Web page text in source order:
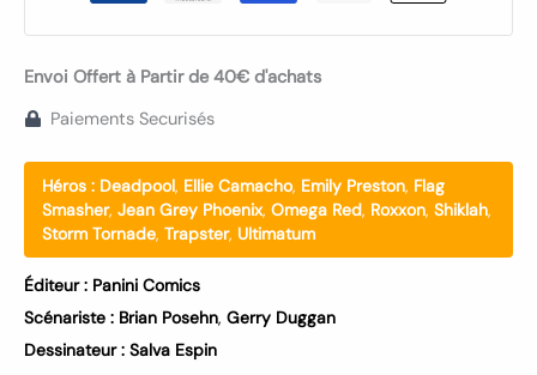
Envoi Offert à Partir de 40€ d'achats
Paiements Securisés
Héros : Deadpool, Ellie Camacho, Emily Preston, Flag
Smasher, Jean Grey Phoenix, Omega Red, Roxxon, Shiklah,
Storm Tornade, Trapster, Ultimatum
Éditeur : Panini Comics
Scénariste : Brian Posehn, Gerry Duggan
Dessinateur : Salva Espin